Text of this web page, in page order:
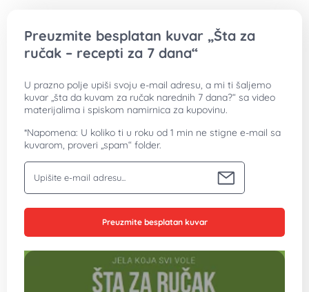
Preuzmite besplatan kuvar „Šta za
ručak – recepti za 7 dana“
U prazno polje upiši svoju e-mail adresu, a mi ti šaljemo
kuvar „šta da kuvam za ručak narednih 7 dana?“ sa video
materijalima i spiskom namirnica za kupovinu.
*Napomena: U koliko ti u roku od 1 min ne stigne e-mail sa
kuvarom, proveri „spam“ folder.
Preuzmite besplatan kuvar